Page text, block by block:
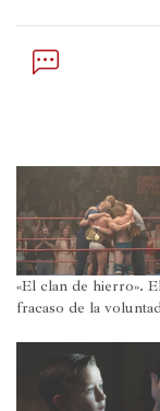
«El clan de hierro».
fracaso de la